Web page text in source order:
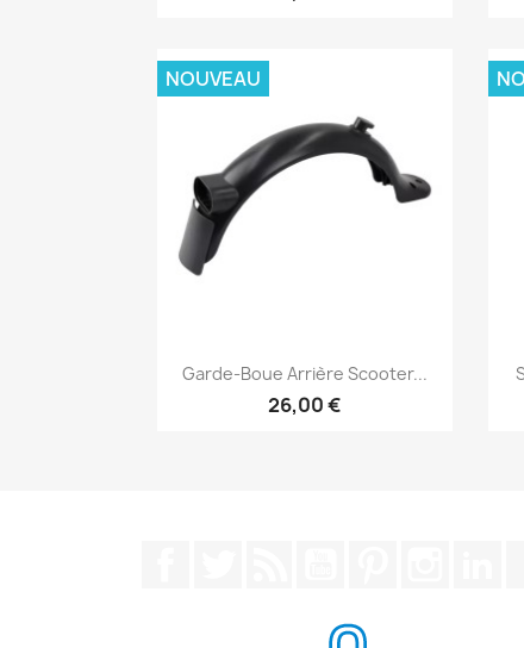
Aperçu rapide
Garde-Boue Arrière Scooter...
26,00 €
NOUVEAU